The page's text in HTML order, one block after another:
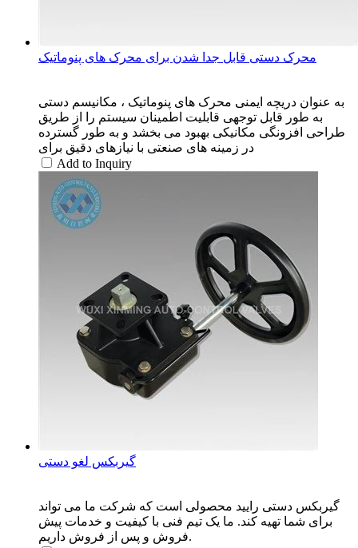
محرک دستی قابل جدا شدن برای محرک های پنوماتیک
به عنوان دریچه ایمنی محرک های پنوماتیک ، مکانیسم دستی
به طور قابل توجهی قابلیت اطمینان سیستم را از طریق
طراحی افزونگی مکانیکی بهبود می بخشد و به طور گسترده
در زمینه های صنعتی با نیازهای دقیق برای
Add to Inquiry
گیربکس لغو دستی
گیربکس دستی رایید محصولی است که شرکت ما می تواند
برای شما تهیه کند. ما یک تیم فنی با کیفیت و خدمات پیش
فروش و پس از فروش داریم.